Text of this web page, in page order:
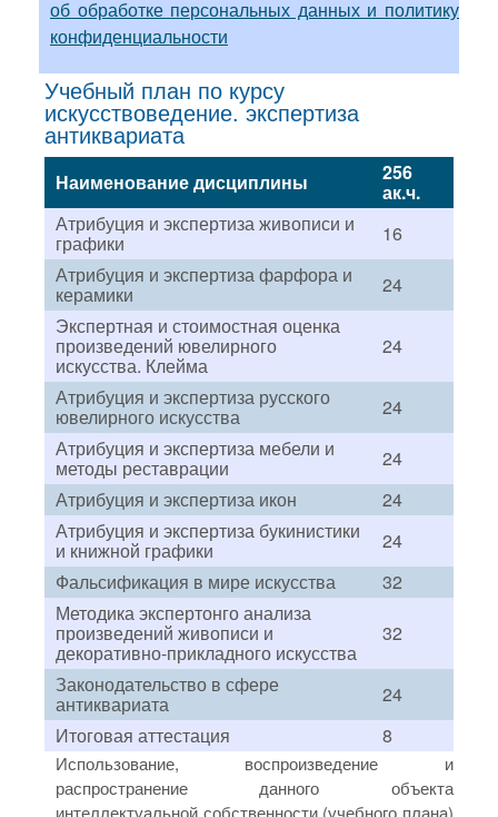
об обработке персональных данных и политику
конфиденциальности
Учебный план по курсу
искусствоведение. экспертиза
антиквариата
Наименование дисциплины 256
ак.ч.
Атрибуция и экспертиза живописи и
графики
16
Атрибуция и экспертиза фарфора и
керамики
24
Экспертная и стоимостная оценка
произведений ювелирного
искусства. Клейма
24
Атрибуция и экспертиза русского
ювелирного искусства
24
Атрибуция и экспертиза мебели и
методы реставрации
24
Атрибуция и экспертиза икон
24
Атрибуция и экспертиза букинистики
и книжной графики
24
Фальсификация в мире искусства
32
Методика экспертонго анализа
произведений живописи и
декоративно-прикладного искусства
32
Законодательство в сфере
антиквариата
24
Итоговая аттестация
8
Использование, воспроизведение и
распространение данного объекта
интеллектуальной собственности (учебного плана)